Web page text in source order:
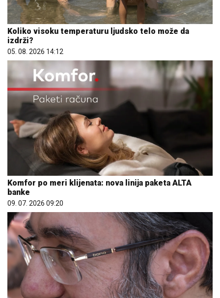
Koliko visoku temperaturu ljudsko telo može da
izdrži?
05. 08. 2026 14:12
Komfor po meri klijenata: nova linija paketa ALTA
banke
09. 07. 2026 09:20